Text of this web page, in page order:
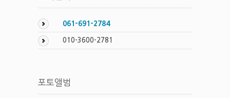
061-691-2784
010-3600-2781
포토앨범